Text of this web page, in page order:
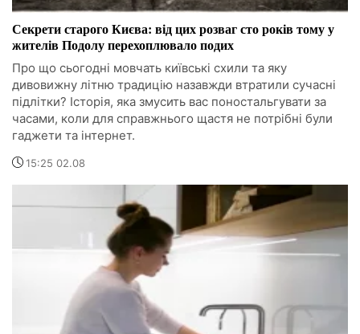
Секрети старого Києва: від цих розваг сто років тому у
жителів Подолу перехоплювало подих
Про що сьогодні мовчать київські схили та яку
дивовижну літню традицію назавжди втратили сучасні
підлітки? Історія, яка змусить вас поностальгувати за
часами, коли для справжнього щастя не потрібні були
гаджети та інтернет.
15:25 02.08